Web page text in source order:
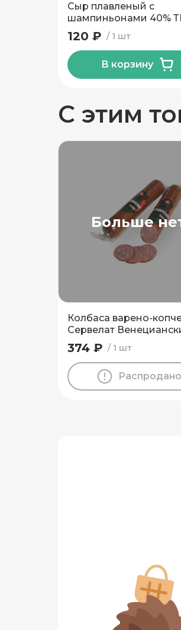
Сыр плавленый с
шампиньонами 40%
Рогачев 170 гр
1 шт
120 ₽
В корзину
С этим
Больше
Колбаса варено-
Сервелат
высший сорт Пинский
400 гр
1 шт
374 ₽
Распродано
Частный